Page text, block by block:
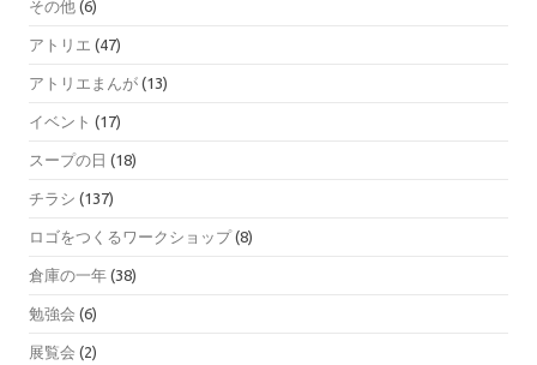
その他 (6)
アトリエ (47)
アトリエまんが (13)
イベント (17)
スープの日 (18)
チラシ (137)
ロゴをつくるワークショップ(8)
倉庫の一年 (38)
勉強会 (6)
展覧会 (2)